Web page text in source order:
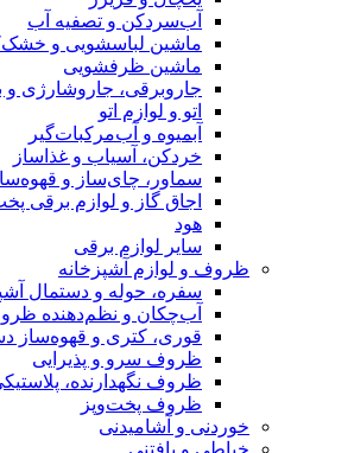
آب‌سردکن و تصفیه آب
ماشین لباسشویی و
ماشین ظرفشویی
جاروبرقی، جاروشارژی و
اتو و لوازم اتو
آبمیوه و آب‌مرکبات‌گیر
خردکن، آسیاب و غذاساز
سماور، چای‌ساز و
اجاق گاز و لوازم برقی
هود
سایر لوازم برقی
ظروف و لوازم آشپزخانه
سفره، حوله و دستمال
آب‌چکان و نظم‌دهنده
قوری، کتری و قهوه‌ساز
ظروف سرو و پذیرایی
ظروف نگهدارنده،
ظروف پخت‌وپز
خوردنی و آشامیدنی